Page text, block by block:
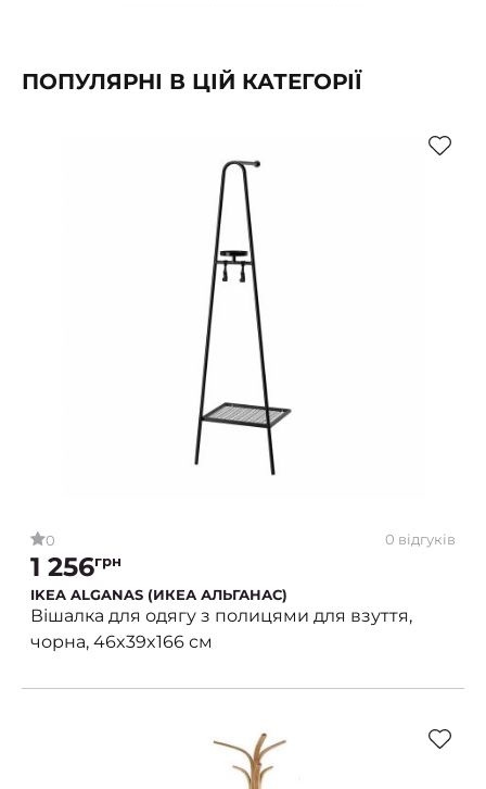
ПОПУЛЯРНІ В ЦІЙ КАТЕГОРІЇ
0 0 відгуків
1 256грн
IKEA ALGANAS (ИКЕА АЛЬГАНАС)
Вішалка для одягу з полицями для взуття,
чорна, 46x39x166 см